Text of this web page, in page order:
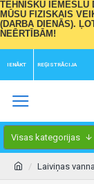
TEHNISKU IEMESLU
MŪSU FIZISKAIS
(DARBA DIENĀS).
NEĒRTĪBĀM!
IENĀKT REĢISTRĀCIJA
Visas kategorijas
Laiviņas